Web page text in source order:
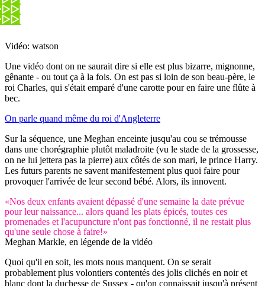
Vidéo: watson
Une vidéo dont on ne saurait dire si elle est plus bizarre, mignonne,
gênante - ou tout ça à la fois. On est pas si loin de son beau-père, le
roi Charles, qui s'était emparé d'une carotte pour en faire une flûte à
bec.
On parle quand même du roi d'Angleterre
Sur la séquence, une Meghan enceinte jusqu'au cou se trémousse
dans une chorégraphie plutôt maladroite (vu le stade de la grossesse,
on ne lui jettera pas la pierre) aux côtés de son mari, le prince Harry.
Les futurs parents ne savent manifestement plus quoi faire pour
provoquer l'arrivée de leur second bébé. Alors, ils innovent.
«Nos deux enfants avaient dépassé d'une semaine la date prévue
pour leur naissance... alors quand les plats épicés, toutes ces
promenades et l'acupuncture n'ont pas fonctionné, il ne restait plus
qu'une seule chose à faire!»
Meghan Markle, en légende de la vidéo
Quoi qu'il en soit, les mots nous manquent. On se serait
probablement plus volontiers contentés des jolis clichés en noir et
blanc dont la duchesse de Sussex - qu'on connaissait jusqu'à présent